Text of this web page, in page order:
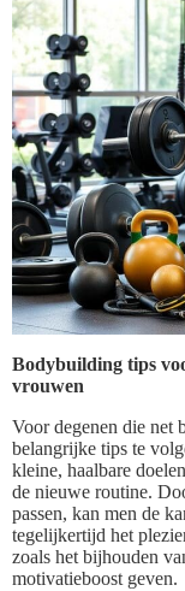
Bodybuilding tips
vrouwen
Voor degenen die net
belangrijke tips te
kleine, haalbare
de nieuwe routine.
passen, kan men de
tegelijkertijd het
zoals het bijhouden
motivatieboost geven.